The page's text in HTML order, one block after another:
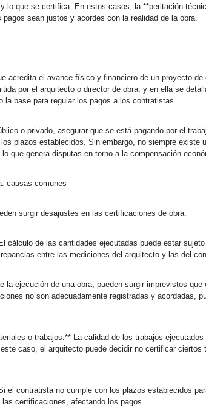
lo que se certifica. En estos casos, la **peritación
sean justos y acordes con la realidad de la obra.
acredita el avance físico y financiero de un proyecto
por el arquitecto o director de obra, y en ella se
la base para regular los pagos a los contratistas.
o privado, asegurar que se está pagando por el
plazos establecidos. Sin embargo, no siempre existe
que genera disputas en torno a la compensación
causas comunes
surgir desajustes en las certificaciones de obra:
cálculo de las cantidades ejecutadas puede estar
entre las mediciones del arquitecto y las del
la ejecución de una obra, pueden surgir imprevistos
no son adecuadamente registradas y acordadas,
o trabajos:** La calidad de los trabajos
caso, el arquitecto puede decidir no certificar ciertos
el contratista no cumple con los plazos establecidos
certificaciones, afectando los pagos.